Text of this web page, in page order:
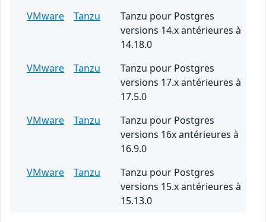
VMware
Tanzu
Tanzu pour Postgres
versions 14.x antérieures à
14.18.0
VMware
Tanzu
Tanzu pour Postgres
versions 17.x antérieures à
17.5.0
VMware
Tanzu
Tanzu pour Postgres
versions 16x antérieures à
16.9.0
VMware
Tanzu
Tanzu pour Postgres
versions 15.x antérieures à
15.13.0